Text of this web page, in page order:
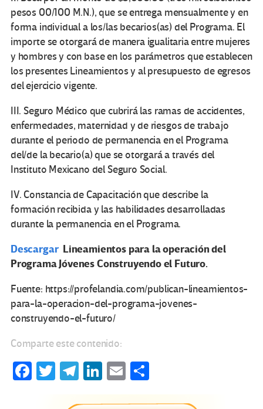
pesos 00/100 M.N.), que se entrega mensualmente y en
forma individual a los/las becarios(as) del Programa. El
importe se otorgará de manera igualitaria entre mujeres
y hombres y con base en los parámetros que establecen
los presentes Lineamientos y al presupuesto de egresos
del ejercicio vigente.
III. Seguro Médico que cubrirá las ramas de accidentes,
enfermedades, maternidad y de riesgos de trabajo
durante el periodo de permanencia en el Programa
del/de la becario(a) que se otorgará a través del
Instituto Mexicano del Seguro Social.
IV. Constancia de Capacitación que describe la
formación recibida y las habilidades desarrolladas
durante la permanencia en el Programa.
Descargar Lineamientos para la operación del
Programa Jóvenes Construyendo el Futuro.
Fuente: https://profelandia.com/publican-lineamientos-
para-la-operacion-del-programa-jovenes-
construyendo-el-futuro/
Comparte este contenido:
Fa T
Te Li
E